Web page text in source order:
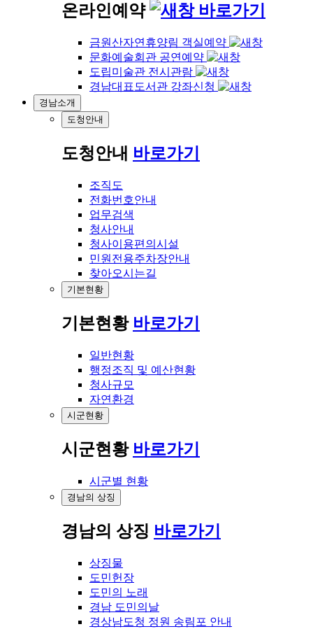
온라인예약 바로가기
금원산자연휴양림 객실예약
문화예술회관 공연예약
도립미술관 전시관람
경남대표도서관 강좌신청
경남소개
도청안내
도청안내 바로가기
조직도
전화번호안내
업무검색
청사안내
청사이용편의시설
민원전용주차장안내
찾아오시는길
기본현황
기본현황 바로가기
일반현황
행정조직 및 예산현황
청사규모
자연환경
시군현황
시군현황 바로가기
시군별 현황
경남의 상징
경남의 상징 바로가기
상징물
도민헌장
도민의 노래
경남 도민의날
경상남도청 정원 송림포 안내